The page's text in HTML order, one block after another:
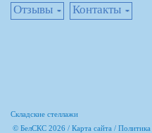
Отзывы
Контакты
Складские стеллажи
© БелСКС 2026 / Карта сайта / Политика